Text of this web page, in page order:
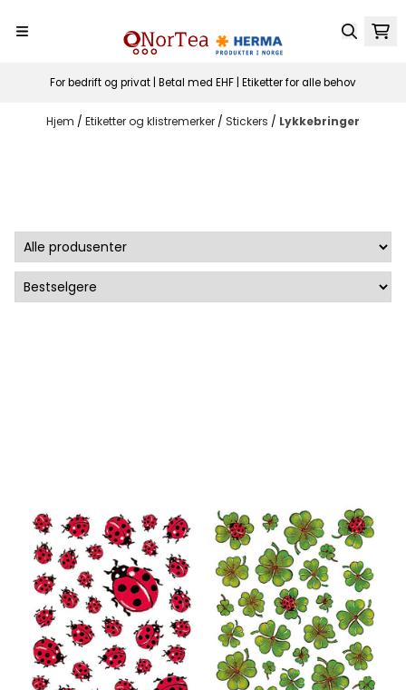
For bedrift og privat | Betal med EHF | Etiketter for alle behov
Hjem / Etiketter og klistremerker / Stickers / Lykkebringer